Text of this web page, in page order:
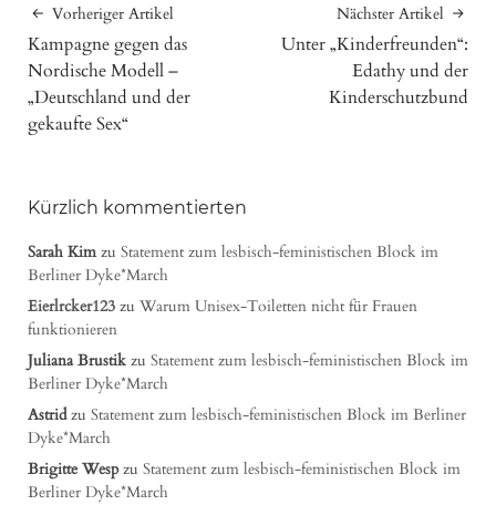
Vorheriger Artikel
Kampagne gegen das
Nordische Modell –
„Deutschland und der
gekaufte Sex“
Nächster Artikel
Unter „Kinderfreunden“:
Edathy und der
Kinderschutzbund
Kürzlich kommentierten
Sarah Kimzu Statement zum lesbisch-feministischen Block im
Berliner Dyke*March
Eierlrcker123 zu Warum Unisex-Toiletten nicht für Frauen
funktionieren
Juliana Brustik zu Statement zum lesbisch-feministischen Block im
Berliner Dyke*March
Astridzu Statement zum lesbisch-feministischen Block im Berliner
Dyke*March
Brigitte Wespzu Statement zum lesbisch-feministischen Block im
Berliner Dyke*March